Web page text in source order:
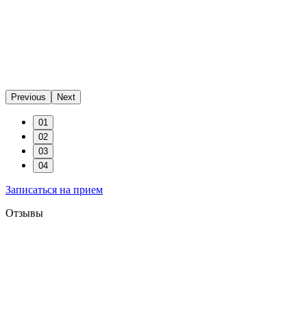
Previous Next
01
02
03
04
Записаться на прием
Отзывы